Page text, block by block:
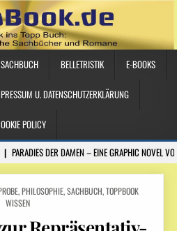
SACHBUCH BELLETRISTIK E-BOOKS
U. DATENSCHUTZERKLÄRUNG
POLICY
PARADIES DER DAMEN – EINE GRAPHIC NOVEL
,PHILOSOPHIE,SACHBUCH,TOPPBOOK
WISSEN